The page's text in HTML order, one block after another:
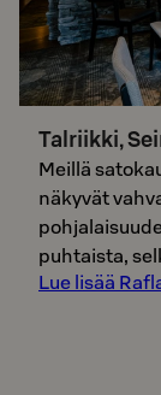
Talriikki,
Meillä
näkyvät
puhtaista,
Lue lisää